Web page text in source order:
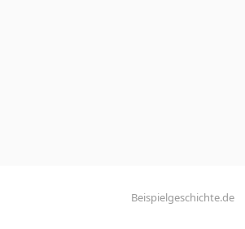
Beispielgeschichte.de